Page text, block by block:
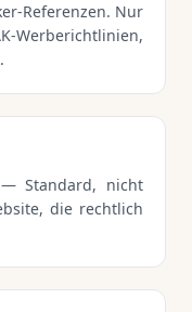
Referenzen. Nur
Werberichtlinien,
— Standard, nicht
die rechtlich